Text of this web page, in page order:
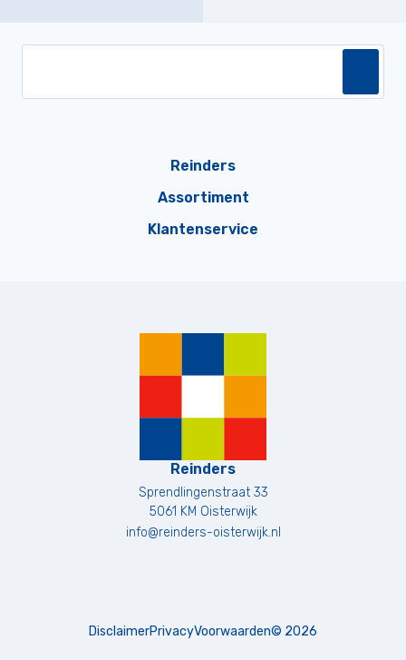
Reinders
Assortiment
Klantenservice
Reinders
Sprendlingenstraat 33
5061 KM Oisterwijk
info@reinders-oisterwijk.nl
DisclaimerPrivacyVoorwaarden© 2026